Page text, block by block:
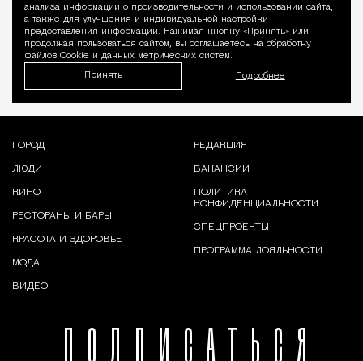
анализа информации о производительности и использовании сайта,
а также для улучшения и индивидуальной настройки
предоставления информации. Нажимая кнопку «Принять» или
продолжая пользоваться сайтом, вы соглашаетесь на обработку
файлов Cookie и данных метрических систем.
Принять Подробнее
ПОДПИСАТЬСЯ
ГОРОД
ЛЮДИ
КИНО
РЕСТОРАНЫ И БАРЫ
КРАСОТА И ЗДОРОВЬЕ
МОДА
ВИДЕО
РЕДАКЦИЯ
ВАКАНСИИ
ПОЛИТИКА
КОНФИДЕНЦИАЛЬНОСТИ
СПЕЦПРОЕКТЫ
ПРОГРАММА ЛОЯЛЬНОСТИ